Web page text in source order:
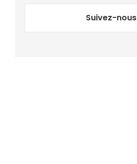
Suivez-nous